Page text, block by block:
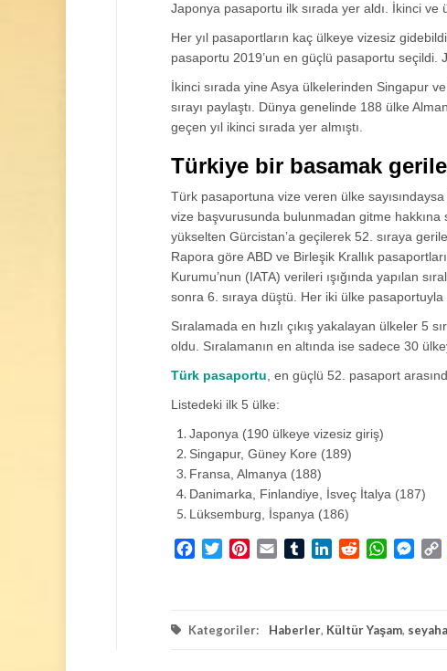
Japonya pasaportu ilk sırada yer aldı. İkinci ve
Her yıl pasaportların kaç ülkeye vizesiz
pasaportu 2019’un en güçlü pasaportu
İkinci sırada yine Asya ülkelerinden Singapur
sırayı paylaştı. Dünya genelinde 188 ülke
geçen yıl ikinci sırada yer almıştı.
Türkiye bir basamak
Türk pasaportuna vize veren ülke
vize başvurusunda bulunmadan gitme hakkına
yükselten Gürcistan’a geçilerek 52. sıraya
Rapora göre ABD ve Birleşik Krallık
Kurumu’nun (IATA) verileri ışığında yapılan
sonra 6. sıraya düştü. Her iki ülke pasaportuyla
Sıralamada en hızlı çıkış yakalayan ülkeler 5
oldu. Sıralamanın en altında ise sadece 30
Türk pasaportu , en güçlü 52. pasaport
Listedeki ilk 5 ülke:
Japonya (190 ülkeye vizesiz giriş)
Singapur, Güney Kore (189)
Fransa, Almanya (188)
Danimarka, Finlandiye, İsveç İtalya (187)
Lüksemburg, İspanya (186)
FacebookTwitterPinterest
Email TumblrLinkedInReddit
Kategoriler: Haberler, Kültür Yaşam,